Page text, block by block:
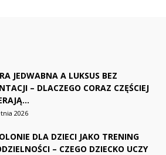
JEDWABNA A LUKSUS BEZ
– DLACZEGO CORAZ CZĘŚCIEJ
2026
DLA DZIECI JAKO TRENING
– CZEGO DZIECKO UCZY